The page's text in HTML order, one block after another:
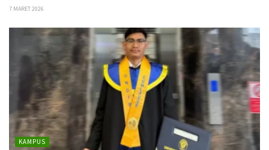
7 MARET 2026
KAMPUS